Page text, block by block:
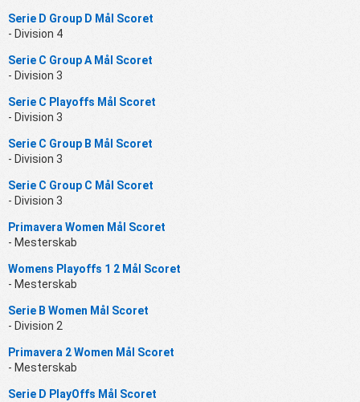
Serie D Group D Mål Scoret
- Division 4
Serie C Group A Mål Scoret
- Division 3
Serie C Playoffs Mål Scoret
- Division 3
Serie C Group B Mål Scoret
- Division 3
Serie C Group C Mål Scoret
- Division 3
Primavera Women Mål Scoret
- Mesterskab
Womens Playoffs 1 2 Mål Scoret
- Mesterskab
Serie B Women Mål Scoret
- Division 2
Primavera 2 Women Mål Scoret
- Mesterskab
Serie D PlayOffs Mål Scoret